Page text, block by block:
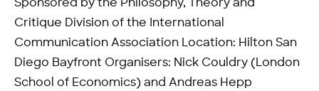
Sponsored by the Philosophy, Theory and
Critique Division of the International
Communication Association Location: Hilton San
Diego Bayfront Organisers: Nick Couldry (London
School of Economics) and Andreas Hepp